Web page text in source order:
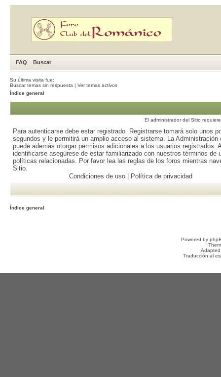
FAQ Buscar
Su última visita fue:
Buscar temas sin respuesta | Ver temas activos
Índice general
El administrador del Sitio
Para autenticarse debe estar registrado. Registrarse tomará solo unos
segundos y le permitirá un amplio acceso al sistema. La Administración
puede además otorgar permisos adicionales a los usuarios registrados.
identificarse asegúrese de estar familiarizado con nuestros términos de
políticas relacionadas. Por favor lea las reglas de los foros mientras
Sitio.
Condiciones de uso| Política de privacidad
Índice general
Powered by
Traducción al